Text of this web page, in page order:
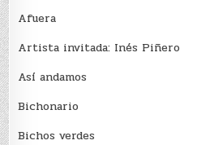
Afuera
Artista invitada: Inés Piñero
Así andamos
Bichonario
Bichos verdes